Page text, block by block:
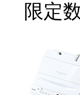
限定